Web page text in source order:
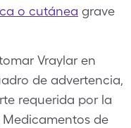
o cutánea grave
Vraylar en
de advertencia,
requerida por la
de